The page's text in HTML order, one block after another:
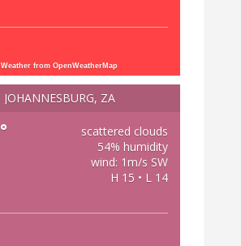
Weather from OpenWeatherMap
JOHANNESBURG, ZA
°
scattered clouds
54% humidity
wind: 1m/s SW
H 15 • L 14